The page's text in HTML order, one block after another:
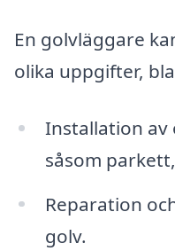
En golvläggare
olika uppgifter,
Installation av
såsom
Reparation
golv.